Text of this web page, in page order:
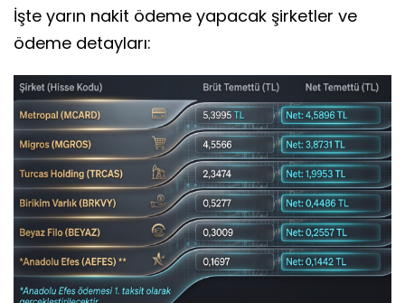
İşte yarın nakit ödeme yapacak şirketler ve
ödeme detayları: